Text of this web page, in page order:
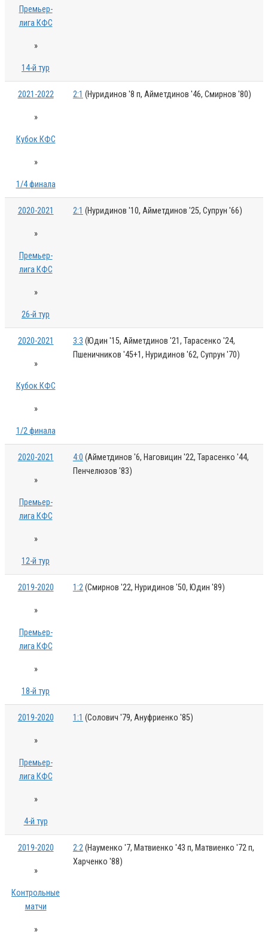
Премьер-
лига КФС
»
14-й тур
2021-2022
»
Кубок КФС
»
1/4 финала
2:1 (Нуридинов '8 п, Айметдинов '46, Смирнов '80)
2020-2021
»
Премьер-
лига КФС
»
26-й тур
2:1 (Нуридинов '10, Айметдинов '25, Супрун '66)
2020-2021
»
Кубок КФС
»
1/2 финала
3:3 (Юдин '15, Айметдинов '21, Тарасенко '24,
Пшеничников '45+1, Нуридинов '62, Супрун '70)
2020-2021
»
Премьер-
лига КФС
»
12-й тур
4:0 (Айметдинов '6, Наговицин '22, Тарасенко '44,
Пенчелюзов '83)
2019-2020
»
Премьер-
лига КФС
»
18-й тур
1:2(Смирнов '22, Нуридинов '50, Юдин '89)
2019-2020
»
Премьер-
лига КФС
»
4-й тур
1:1 (Солович '79, Ануфриенко '85)
2019-2020
»
Контрольные
матчи
»
2:2(Науменко '7, Матвиенко '43 п, Матвиенко '72 п,
Харченко '88)